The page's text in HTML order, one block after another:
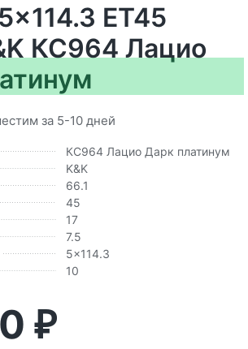
ET45
КС964 Лацио
за 5-10 дней
КС964 Лацио Дарк платинум
K&K
66.1
45
17
7.5
5x114.3
10
₽